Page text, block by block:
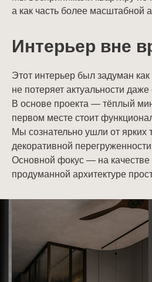
а как часть более масштабной
Интерьер вне
Этот интерьер был задуман
не потеряет актуальности даже
В основе проекта — тёплый
первом месте стоит
Мы сознательно ушли от ярких
декоративной
Основной фокус — на качестве
продуманной архитектуре